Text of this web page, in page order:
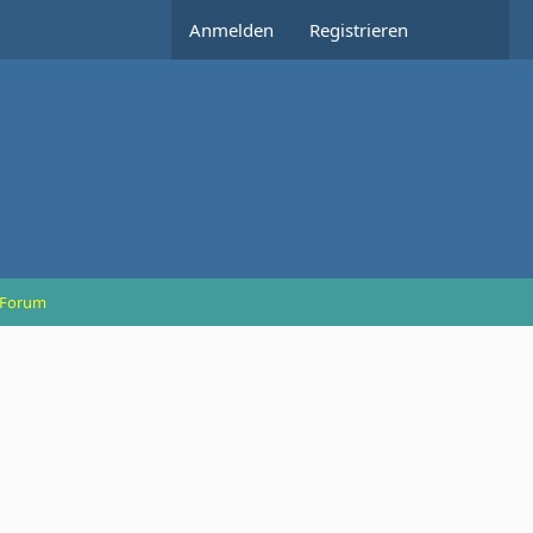
Anmelden Registrieren